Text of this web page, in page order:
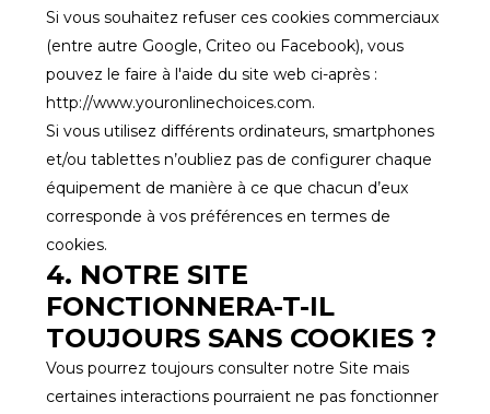
Si vous souhaitez refuser ces cookies commerciaux
(entre autre Google, Criteo ou Facebook), vous
pouvez le faire à l'aide du site web ci-après :
http://www.youronlinechoices.com.
Si vous utilisez différents ordinateurs, smartphones
et/ou tablettes n’oubliez pas de configurer chaque
équipement de manière à ce que chacun d’eux
corresponde à vos préférences en termes de
cookies.
4. NOTRE SITE
FONCTIONNERA-T-IL
TOUJOURS SANS COOKIES ?
Vous pourrez toujours consulter notre Site mais
certaines interactions pourraient ne pas fonctionner